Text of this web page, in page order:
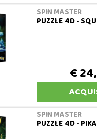
SPIN MASTER
PUZZLE 4D -
€
SPIN MASTER
PUZZLE 4D -